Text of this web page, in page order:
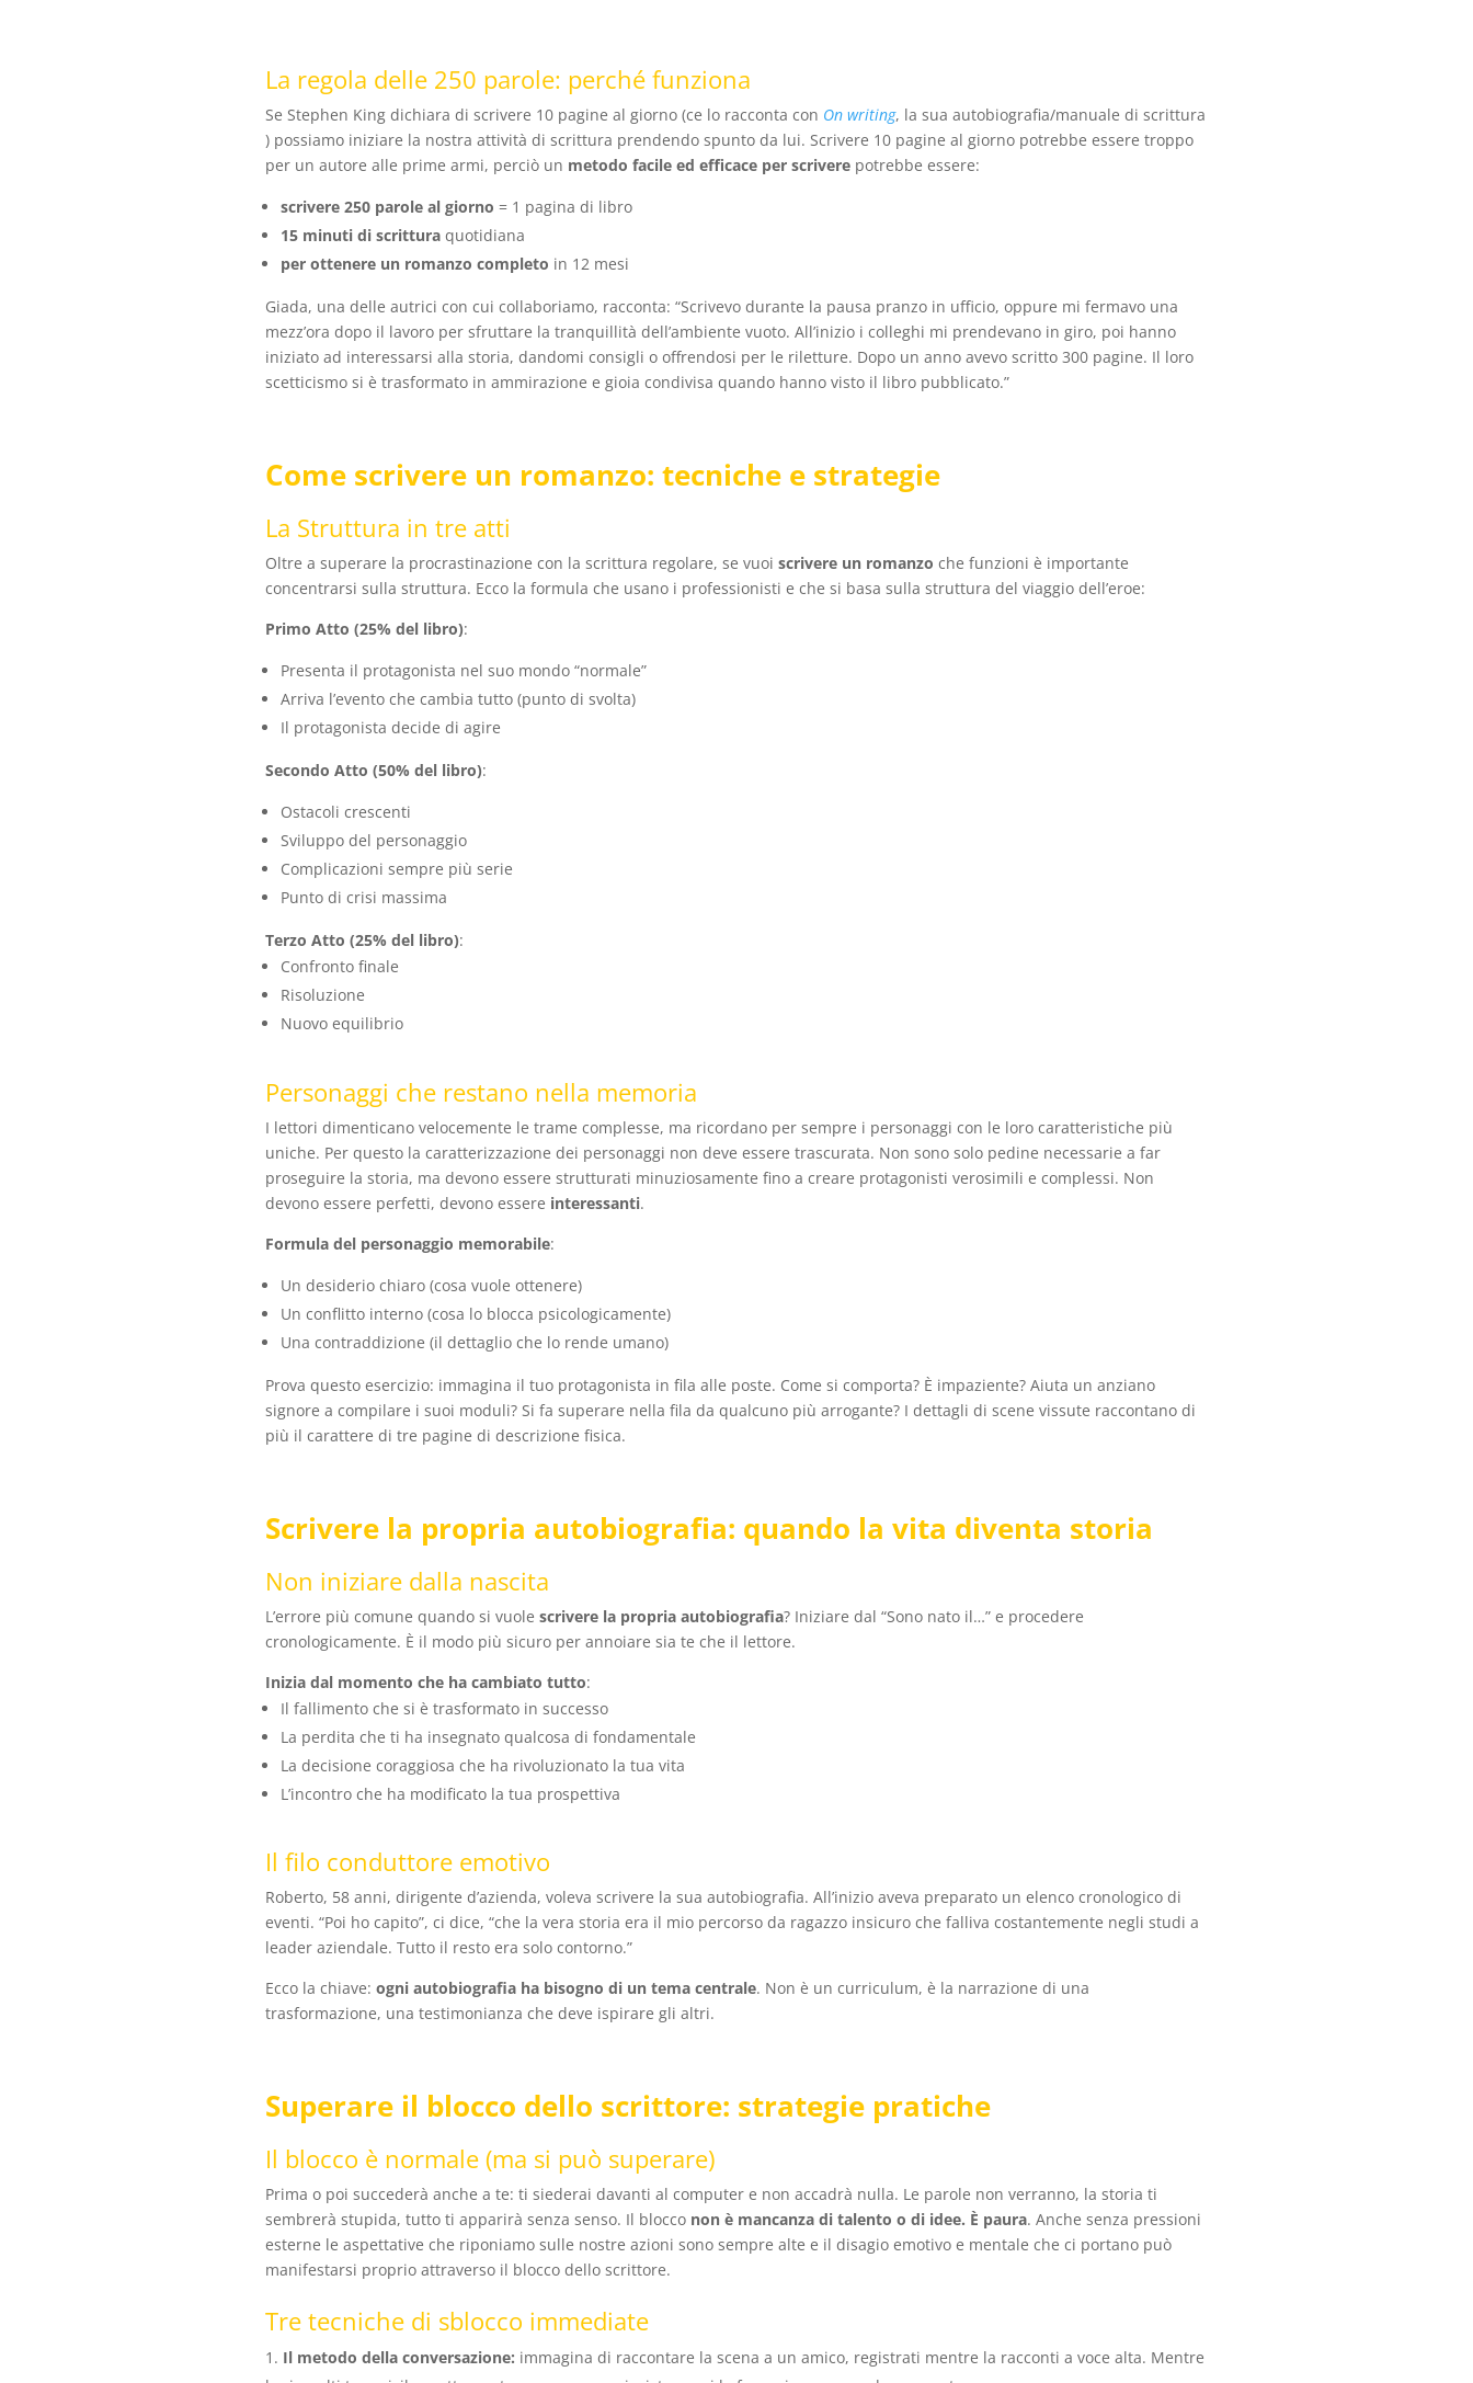
La regola delle 250 parole: perché funziona
Se Stephen King dichiara di scrivere 10 pagine al giorno (ce lo racconta con On writing, la sua autobiografia/manuale di scrittura
) possiamo iniziare la nostra attività di scrittura prendendo spunto da lui. Scrivere 10 pagine al giorno potrebbe essere troppo
per un autore alle prime armi, perciò un metodo facile ed efficace per scriverepotrebbe essere:
scrivere 250 parole al giorno = 1 pagina di libro
15 minuti di scritturaquotidiana
per ottenere un romanzo completo in 12 mesi
Giada, una delle autrici con cui collaboriamo, racconta: “Scrivevo durante la pausa pranzo in ufficio, oppure mi fermavo una
mezz’ora dopo il lavoro per sfruttare la tranquillità dell’ambiente vuoto. All’inizio i colleghi mi prendevano in giro, poi hanno
iniziato ad interessarsi alla storia, dandomi consigli o offrendosi per le riletture. Dopo un anno avevo scritto 300 pagine. Il loro
scetticismo si è trasformato in ammirazione e gioia condivisa quando hanno visto il libro pubblicato.”
Come scrivere un romanzo: tecniche e strategie
La Struttura in tre atti
Oltre a superare la procrastinazione con la scrittura regolare, se vuoi scrivere un romanzo che funzioni è importante
concentrarsi sulla struttura. Ecco la formula che usano i professionisti e che si basa sulla struttura del viaggio dell’eroe:
Primo Atto (25% del libro):
Presenta il protagonista nel suo mondo “normale”
Arriva l’evento che cambia tutto (punto di svolta)
Il protagonista decide di agire
Secondo Atto (50% del libro):
Ostacoli crescenti
Sviluppo del personaggio
Complicazioni sempre più serie
Punto di crisi massima
Terzo Atto (25% del libro):
Confronto finale
Risoluzione
Nuovo equilibrio
Personaggi che restano nella memoria
I lettori dimenticano velocemente le trame complesse, ma ricordano per sempre i personaggi con le loro caratteristiche più
uniche. Per questo la caratterizzazione dei personaggi non deve essere trascurata. Non sono solo pedine necessarie a far
proseguire la storia, ma devono essere strutturati minuziosamente fino a creare protagonisti verosimili e complessi. Non
devono essere perfetti, devono essere interessanti.
Formula del personaggio memorabile:
Un desiderio chiaro (cosa vuole ottenere)
Un conflitto interno (cosa lo blocca psicologicamente)
Una contraddizione (il dettaglio che lo rende umano)
Prova questo esercizio: immagina il tuo protagonista in fila alle poste. Come si comporta? È impaziente? Aiuta un anziano
signore a compilare i suoi moduli? Si fa superare nella fila da qualcuno più arrogante? I dettagli di scene vissute raccontano di
più il carattere di tre pagine di descrizione fisica.
Scrivere la propria autobiografia: quando la vita diventa storia
Non iniziare dalla nascita
L’errore più comune quando si vuole scrivere la propria autobiografia? Iniziare dal “Sono nato il…” e procedere
cronologicamente. È il modo più sicuro per annoiare sia te che il lettore.
Inizia dal momento che ha cambiato tutto:
Il fallimento che si è trasformato in successo
La perdita che ti ha insegnato qualcosa di fondamentale
La decisione coraggiosa che ha rivoluzionato la tua vita
L’incontro che ha modificato la tua prospettiva
Il filo conduttore emotivo
Roberto, 58 anni, dirigente d’azienda, voleva scrivere la sua autobiografia. All’inizio aveva preparato un elenco cronologico di
eventi. “Poi ho capito”, ci dice, “che la vera storia era il mio percorso da ragazzo insicuro che falliva costantemente negli studi a
leader aziendale. Tutto il resto era solo contorno.”
Ecco la chiave: ogni autobiografia ha bisogno di un tema centrale. Non è un curriculum, è la narrazione di una
trasformazione, una testimonianza che deve ispirare gli altri.
Superare il blocco dello scrittore: strategie pratiche
Il blocco è normale (ma si può superare)
Prima o poi succederà anche a te: ti siederai davanti al computer e non accadrà nulla. Le parole non verranno, la storia ti
sembrerà stupida, tutto ti apparirà senza senso. Il blocco non è mancanza di talento o di idee. È paura. Anche senza pressioni
esterne le aspettative che riponiamo sulle nostre azioni sono sempre alte e il disagio emotivo e mentale che ci portano può
manifestarsi proprio attraverso il blocco dello scrittore.
Tre tecniche di sblocco immediate
Il metodo della conversazione: immagina di raccontare la scena a un amico, registrati mentre la racconti a voce alta. Mentre